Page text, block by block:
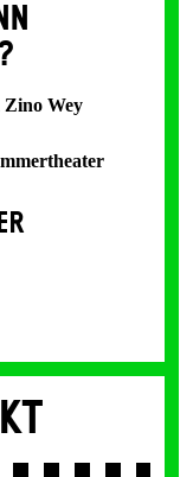
Zino Wey